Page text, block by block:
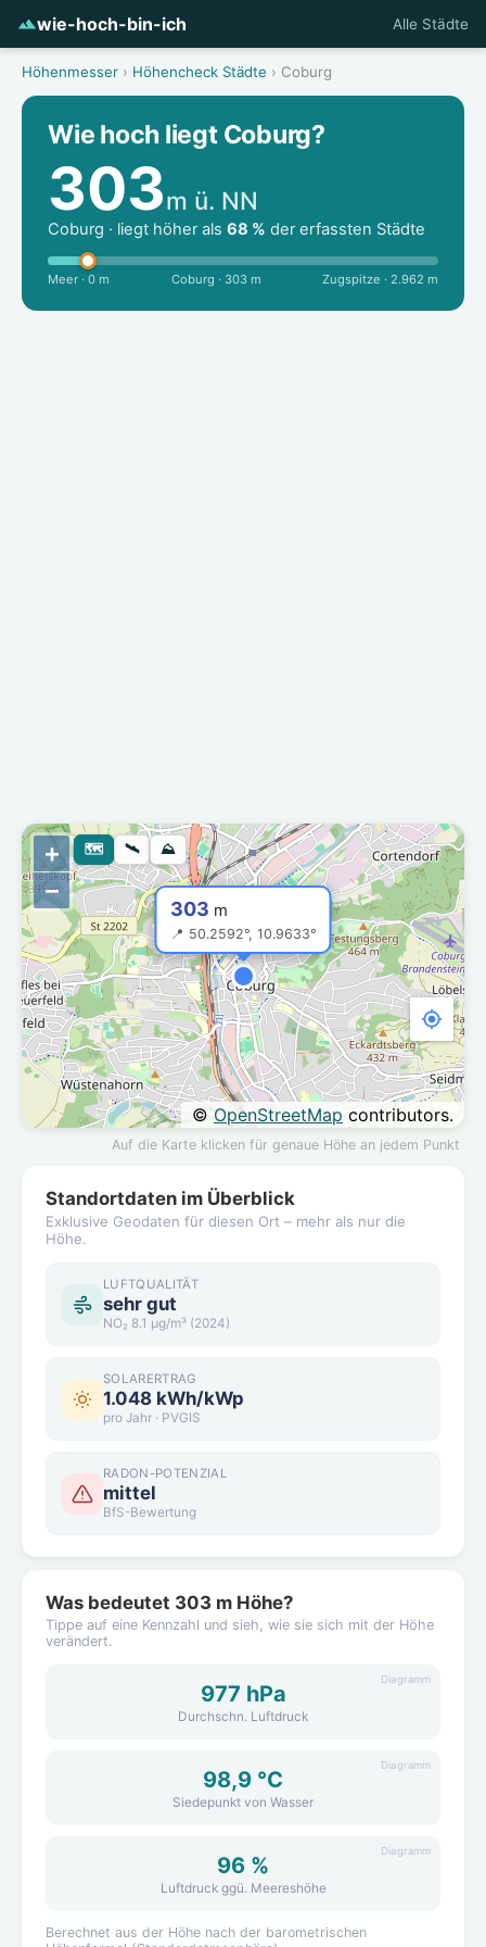
wie-hoch-bin-ich Alle Städte
Höhenmesser › Höhencheck Städte › Coburg
Wie hoch liegt Coburg?
303m ü. NN
Coburg · liegt höher als 68 % der erfassten Städte
Meer · 0 m Coburg · 303 m Zugspitze · 2.962 m
303 m
📍 50.2592°, 10.9633°
+
−
©OpenStreetMap contributors.
🗺 🛰 ⛰
Auf die Karte klicken für genaue Höhe an jedem Punkt
Standortdaten im Überblick
Exklusive Geodaten für diesen Ort – mehr als nur die
Höhe.
LUFTQUALITÄT
sehr gut
NO₂ 8.1 µg/m³ (2024)
SOLARERTRAG
1.048 kWh/kWp
pro Jahr · PVGIS
RADON-POTENZIAL
mittel
BfS-Bewertung
Was bedeutet 303 m Höhe?
Tippe auf eine Kennzahl und sieh, wie sie sich mit der Höhe
verändert.
977 hPa
Durchschn. Luftdruck
Diagramm
98,9 °C
Siedepunkt von Wasser
Diagramm
96 %
Luftdruck ggü. Meereshöhe
Diagramm
Berechnet aus der Höhe nach der barometrischen